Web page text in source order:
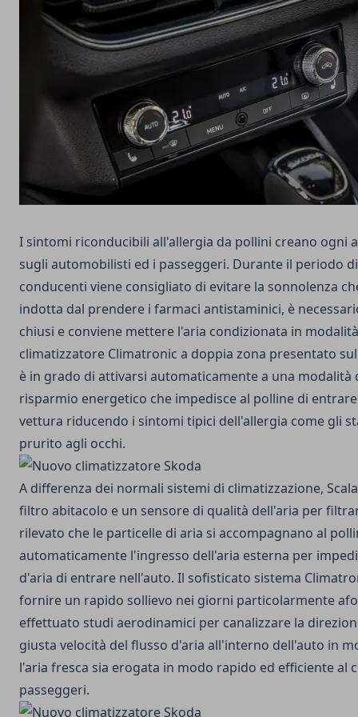
I sintomi riconducibili all'allergia da pollini creano ogni
sugli automobilisti ed i passeggeri. Durante il periodo
conducenti viene consigliato di evitare la sonnolenza
indotta dal prendere i farmaci antistaminici, è
chiusi e conviene mettere l'aria condizionata in
climatizzatore Climatronic a doppia zona presentato
è in grado di attivarsi automaticamente a una modalità
risparmio energetico che impedisce al polline di
vettura riducendo i sintomi tipici dell'allergia come gli
prurito agli occhi.
A differenza dei normali sistemi di climatizzazione,
filtro abitacolo e un sensore di qualità dell'aria per
rilevato che le particelle di aria si accompagnano al
automaticamente l'ingresso dell'aria esterna per
d'aria di entrare nell'auto. Il sofisticato sistema
fornire un rapido sollievo nei giorni particolarmente
effettuato studi aerodinamici per canalizzare la
giusta velocità del flusso d'aria all'interno dell'auto in
l'aria fresca sia erogata in modo rapido ed efficiente al
passeggeri.